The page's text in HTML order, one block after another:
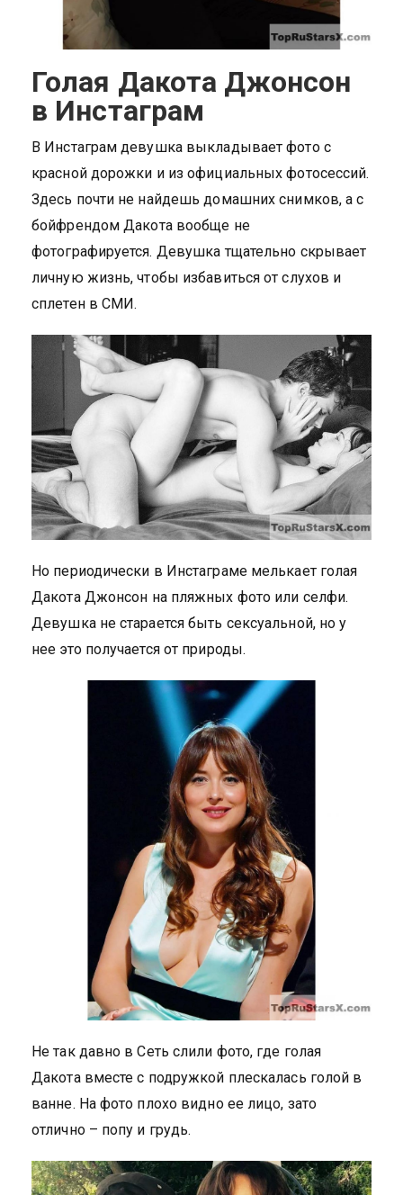
Голая Дакота Джонсон
в Инстаграм
В Инстаграм девушка выкладывает фото с
красной дорожки и из официальных фотосессий.
Здесь почти не найдешь домашних снимков, а с
бойфрендом Дакота вообще не
фотографируется. Девушка тщательно скрывает
личную жизнь, чтобы избавиться от слухов и
сплетен в СМИ.
Но периодически в Инстаграме мелькает голая
Дакота Джонсон на пляжных фото или селфи.
Девушка не старается быть сексуальной, но у
нее это получается от природы.
Не так давно в Сеть слили фото, где голая
Дакота вместе с подружкой плескалась голой в
ванне. На фото плохо видно ее лицо, зато
отлично – попу и грудь.